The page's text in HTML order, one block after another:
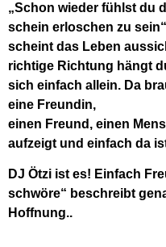
„Schon wieder fühlst du
schein erloschen zu
scheint das Leben
richtige Richtung hängt
sich einfach allein. Da
eine Freundin,
einen Freund, einen
aufzeigt und einfach da
DJ Ötzi ist es! Einfach
schwöre“ beschreibt
Hoffnung..